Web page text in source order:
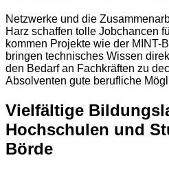
Netzwerke und die
Harz schaffen tolle Jobchancen
kommen Projekte wie der MINT-
bringen technisches Wissen
den Bedarf an Fachkräften zu
Absolventen gute berufliche
Vielfältige
Hochschulen und
Börde